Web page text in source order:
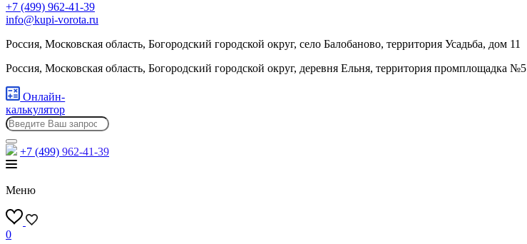
+7 (499) 962-41-39
info@kupi-vorota.ru
Россия, Московская область, Богородский городской округ, село Балобаново, территория Усадьба, дом 11
Россия, Московская область, Богородский городской округ, деревня Ельня, территория промплощадка №5
Онлайн-
калькулятор
+7 (499) 962-41-39
Меню
0